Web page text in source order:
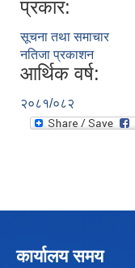
विधायन समिति निर्णयहरु
प्रकार:
सूचना तथा समाचार
नतिजा प्रकाशन
आर्थिक वर्ष:
२०८१/०८२
कार्यालय समय